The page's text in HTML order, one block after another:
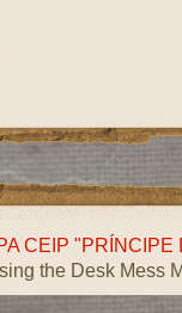
CEIP "PRÍNCIPE
the Desk Mess